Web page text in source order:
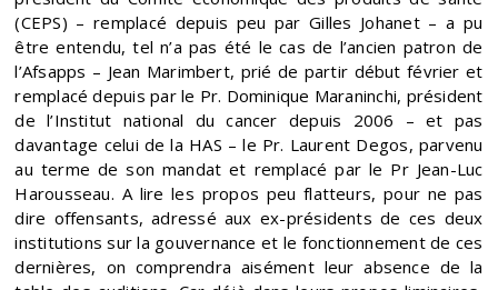
(CEPS) – remplacé depuis peu par Gilles Johanet – a pu
être entendu, tel n’a pas été le cas de l’ancien patron de
l’Afsapps – Jean Marimbert, prié de partir début février et
remplacé depuis par le Pr. Dominique Maraninchi, président
de l’Institut national du cancer depuis 2006 – et pas
davantage celui de la HAS – le Pr. Laurent Degos, parvenu
au terme de son mandat et remplacé par le Pr Jean-Luc
Harousseau. A lire les propos peu flatteurs, pour ne pas
dire offensants, adressé aux ex-présidents de ces deux
institutions sur la gouvernance et le fonctionnement de ces
dernières, on comprendra aisément leur absence de la